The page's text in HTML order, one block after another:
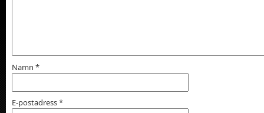
Namn *
E-postadress*